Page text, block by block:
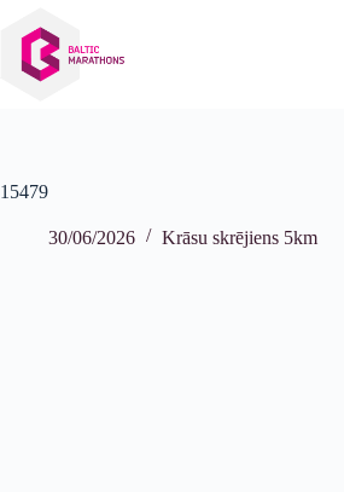
saturu
15479
30/06/2026 Krāsu skrējiens 5km